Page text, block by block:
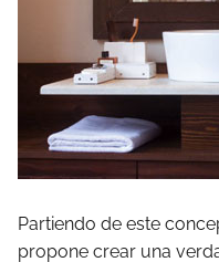
Partiendo de este
propone crear una